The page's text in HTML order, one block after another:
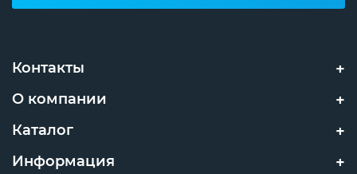
Контакты
О компании
Каталог
Информация